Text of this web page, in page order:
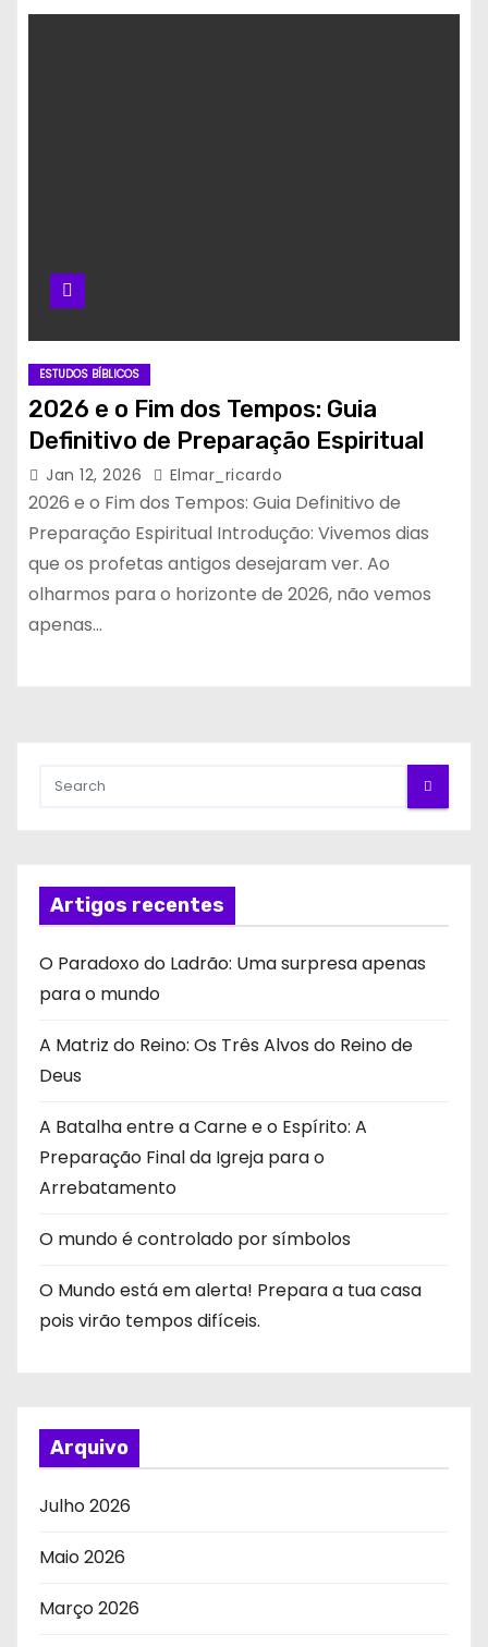
ESTUDOS BÍBLICOS
2026 e o Fim dos Tempos: Guia
Definitivo de Preparação Espiritual
Jan 12, 2026 Elmar_ricardo
2026 e o Fim dos Tempos: Guia Definitivo de
Preparação Espiritual Introdução: Vivemos dias
que os profetas antigos desejaram ver. Ao
olharmos para o horizonte de 2026, não vemos
apenas…
Artigos recentes
O Paradoxo do Ladrão: Uma surpresa apenas
para o mundo
A Matriz do Reino: Os Três Alvos do Reino de
Deus
A Batalha entre a Carne e o Espírito: A
Preparação Final da Igreja para o
Arrebatamento
O mundo é controlado por símbolos
O Mundo está em alerta! Prepara a tua casa
pois virão tempos difíceis.
Arquivo
Julho 2026
Maio 2026
Março 2026